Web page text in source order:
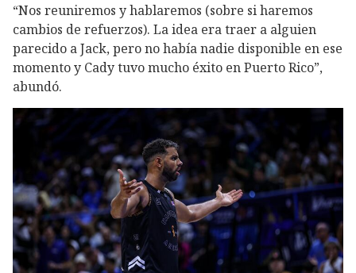
“Nos reuniremos y hablaremos (sobre si haremos
cambios de refuerzos). La idea era traer a alguien
parecido a Jack, pero no había nadie disponible en ese
momento y Cady tuvo mucho éxito en Puerto Rico”,
abundó.